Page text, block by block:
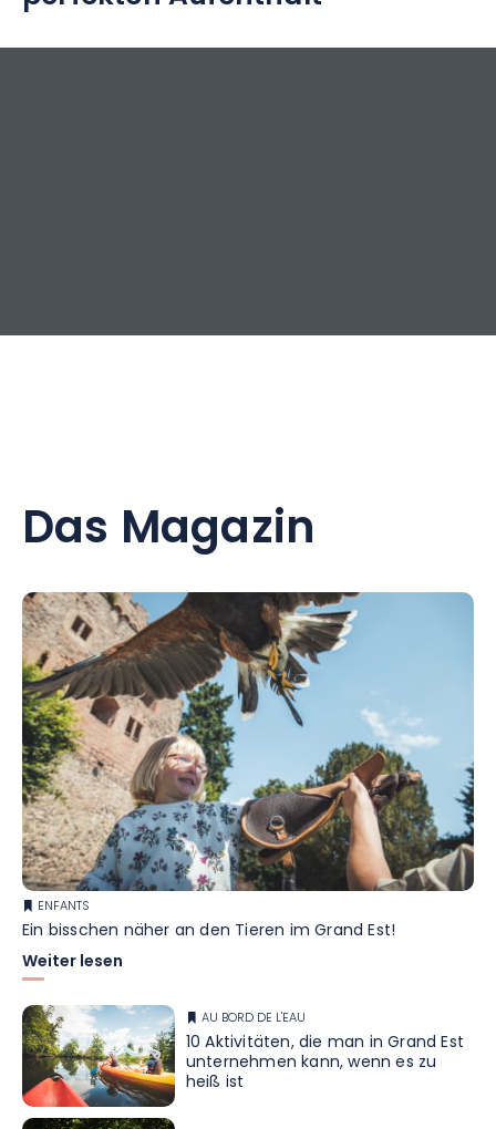
Das Magazin
ENFANTS
Ein bisschen näher an den Tieren im Grand Est!
Weiter lesen
AU BORD DE L'EAU
10 Aktivitäten, die man in Grand Est
unternehmen kann, wenn es zu
heiß ist